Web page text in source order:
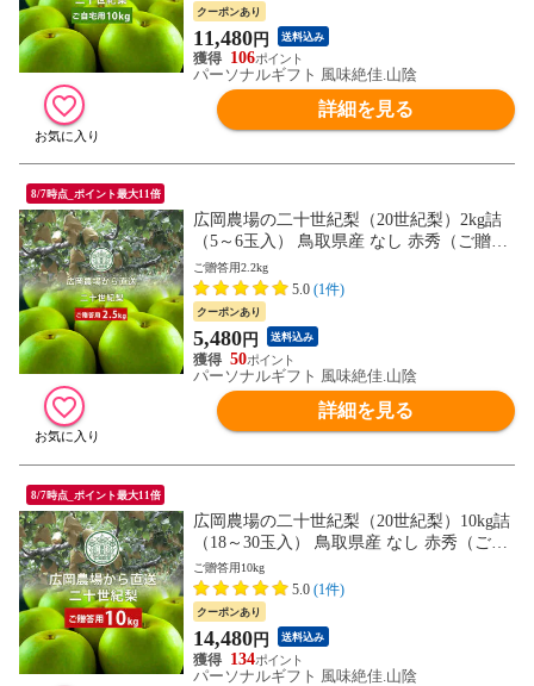
クーポンあり
11,480円 送料込み
106
パーソナルギフト 風味絶佳.山陰
詳細を見る
8/7時点_ポイント最大11倍
広岡農場の二十世紀梨（20世紀梨）2kg詰
（5～6玉入） 鳥取県産 なし 赤秀（ご贈答
用） 送料無料（北海道・沖縄を除く）
ご贈答用2.2kg
5.0 (1件)
クーポンあり
5,480円 送料込み
50
パーソナルギフト 風味絶佳.山陰
詳細を見る
8/7時点_ポイント最大11倍
広岡農場の二十世紀梨（20世紀梨）10kg詰
（18～30玉入） 鳥取県産 なし 赤秀（ご贈
答用） 送料無料（北海道・沖縄を除く）
ご贈答用10kg
5.0 (1件)
クーポンあり
14,480円 送料込み
134
パーソナルギフト 風味絶佳.山陰